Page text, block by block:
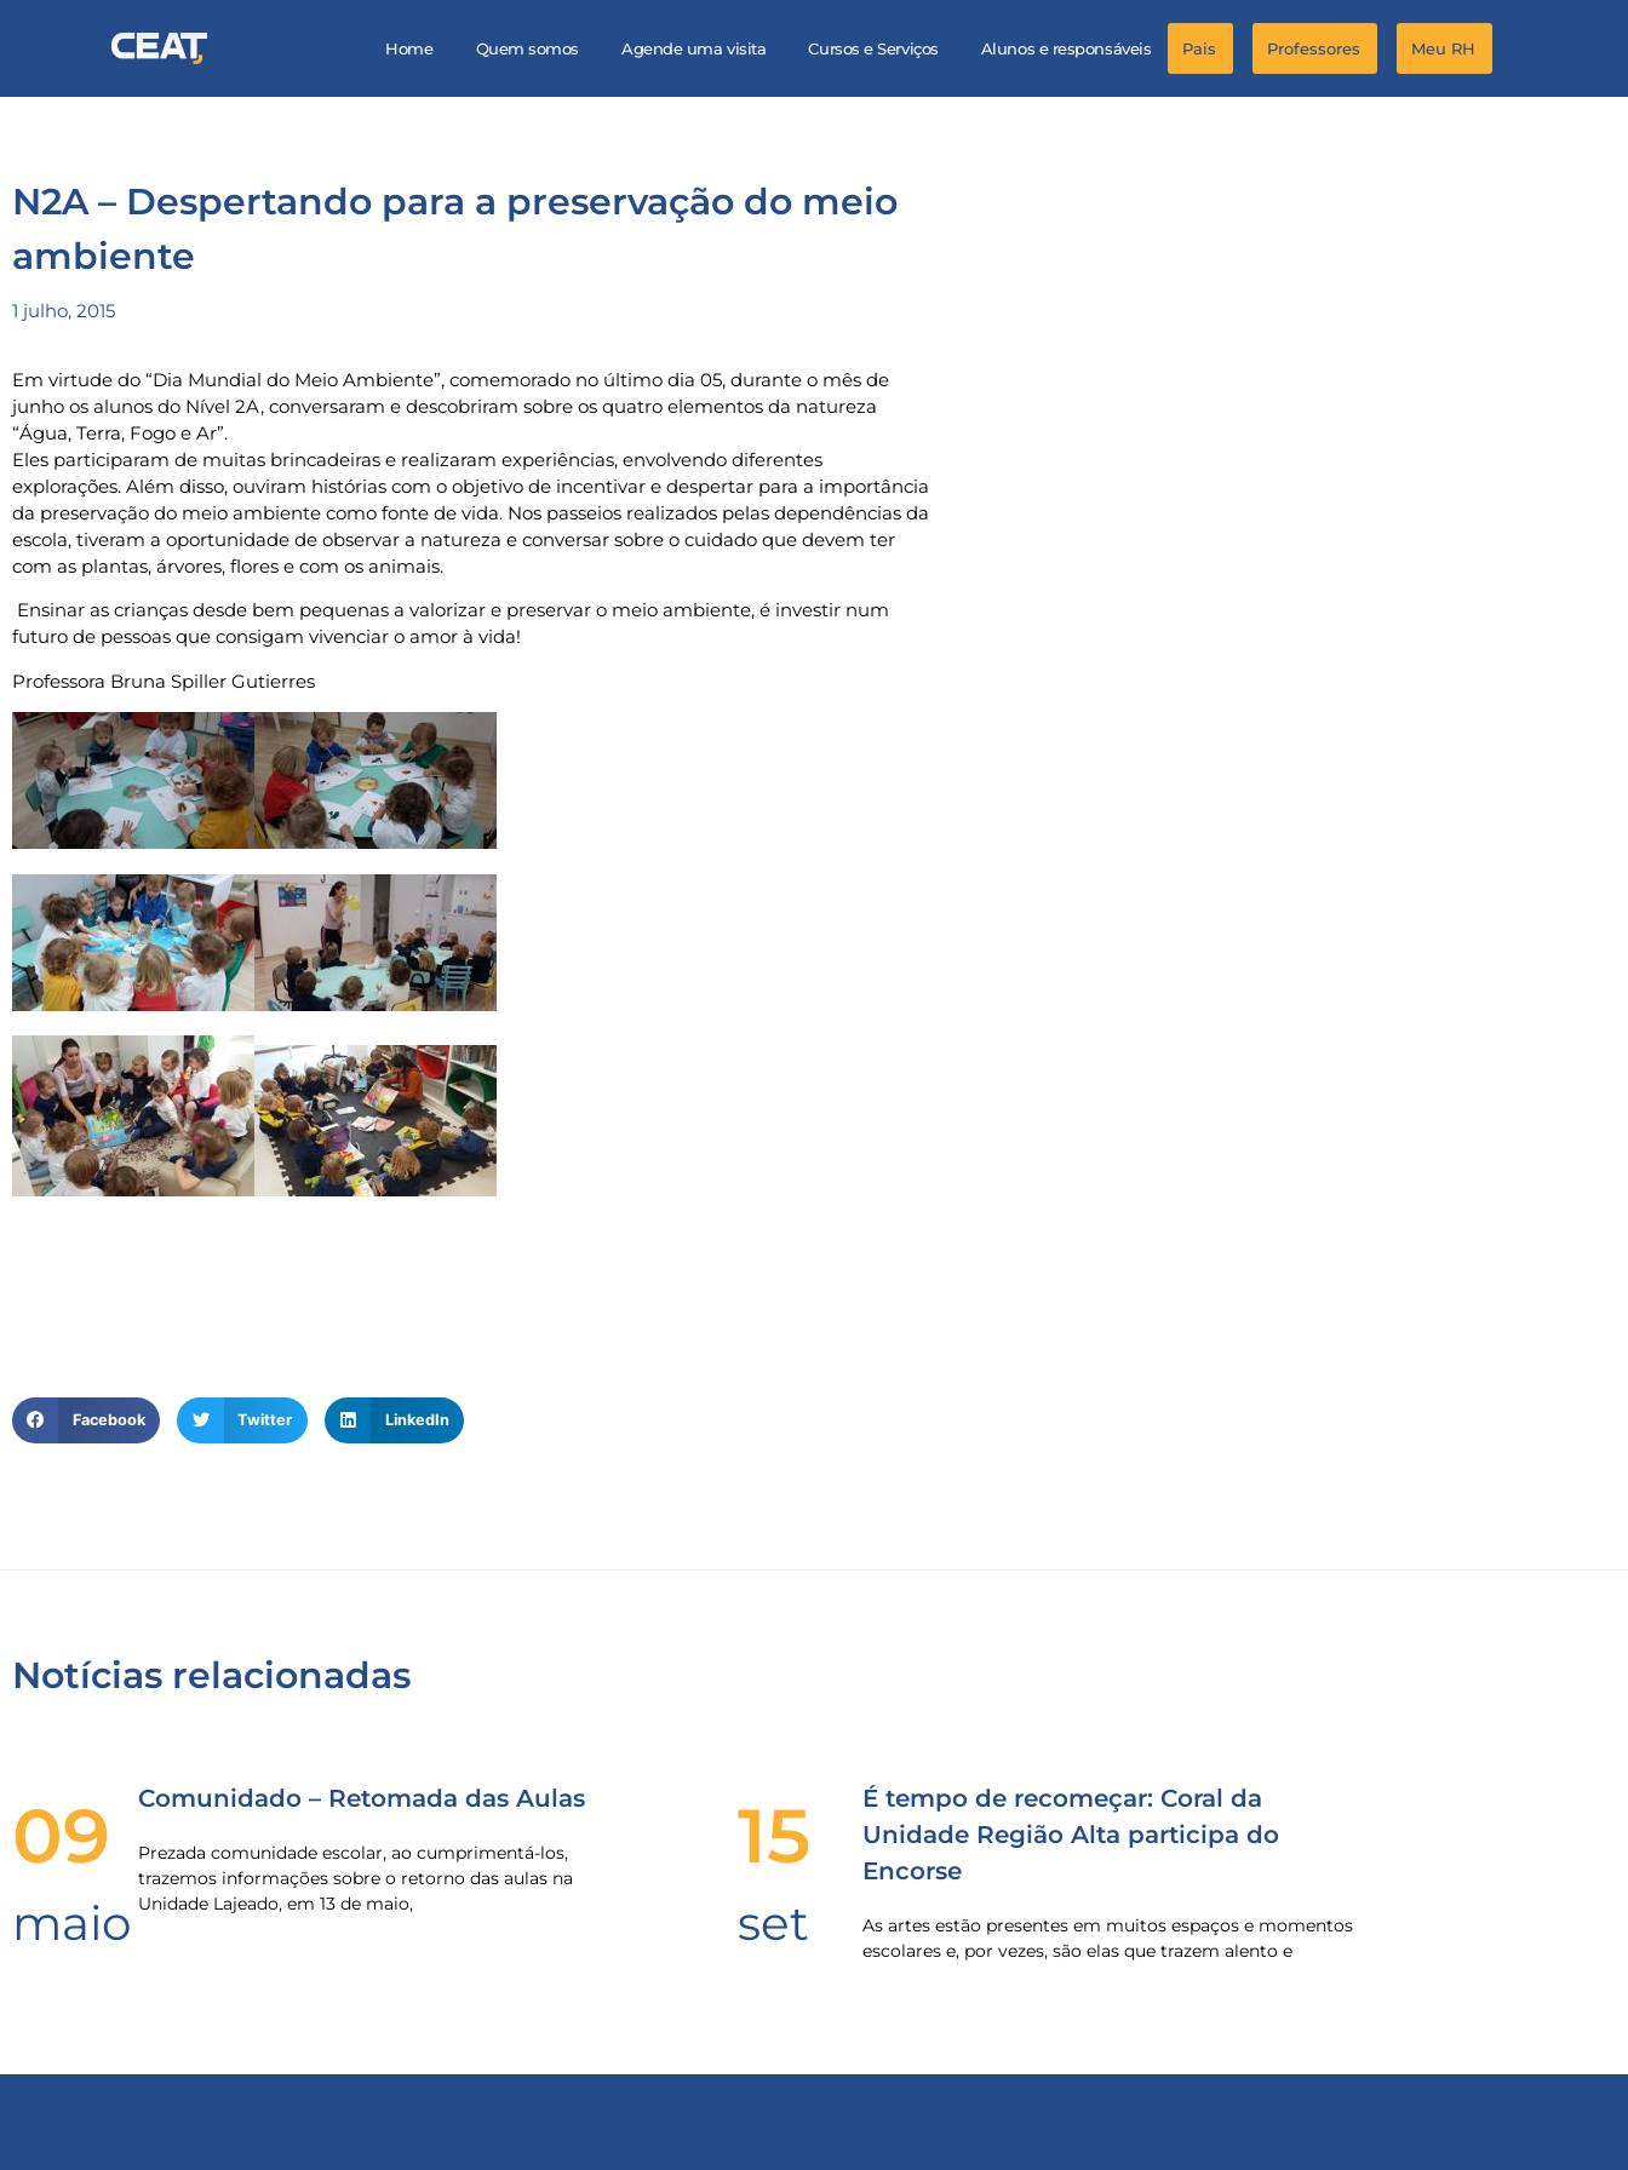
Home Quem somos Agende uma visita Cursos e Serviços Alunos e responsáveis Pais Professores Meu RH
N2A – Despertando para a preservação do meio
ambiente
1 julho, 2015
Em virtude do “Dia Mundial do Meio Ambiente”, comemorado no último dia 05, durante o mês de
junho os alunos do Nível 2A, conversaram e descobriram sobre os quatro elementos da natureza
“Água, Terra, Fogo e Ar”.
Eles participaram de muitas brincadeiras e realizaram experiências, envolvendo diferentes
explorações. Além disso, ouviram histórias com o objetivo de incentivar e despertar para a importância
da preservação do meio ambiente como fonte de vida. Nos passeios realizados pelas dependências da
escola, tiveram a oportunidade de observar a natureza e conversar sobre o cuidado que devem ter
com as plantas, árvores, flores e com os animais.
Ensinar as crianças desde bem pequenas a valorizar e preservar o meio ambiente, é investir num
futuro de pessoas que consigam vivenciar o amor à vida!
Professora Bruna Spiller Gutierres
Facebook Twitter LinkedIn
Notícias relacionadas
09
maio
Comunidado – Retomada das Aulas
Prezada comunidade escolar, ao cumprimentá-los,
trazemos informações sobre o retorno das aulas na
Unidade Lajeado, em 13 de maio,
15
set
É tempo de recomeçar: Coral da
Unidade Região Alta participa do
Encorse
As artes estão presentes em muitos espaços e momentos
escolares e, por vezes, são elas que trazem alento e